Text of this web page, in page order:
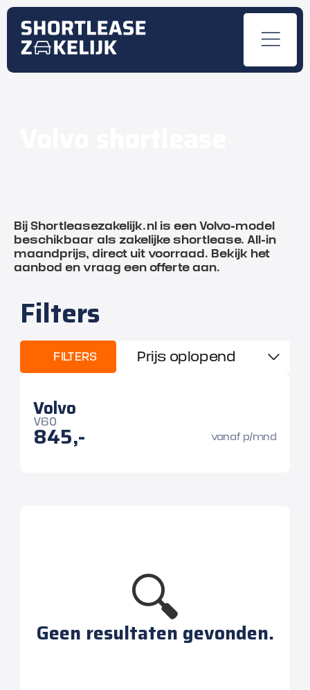
Bij Shortleasezakelijk.nl is een Volvo-model
beschikbaar als zakelijke shortlease. All-in
maandprijs, direct uit voorraad. Bekijk het
aanbod en vraag een offerte aan.
Filters
FILTERS
Volvo
V60
845,- vanaf p/mnd
🔍
Geen resultaten gevonden.